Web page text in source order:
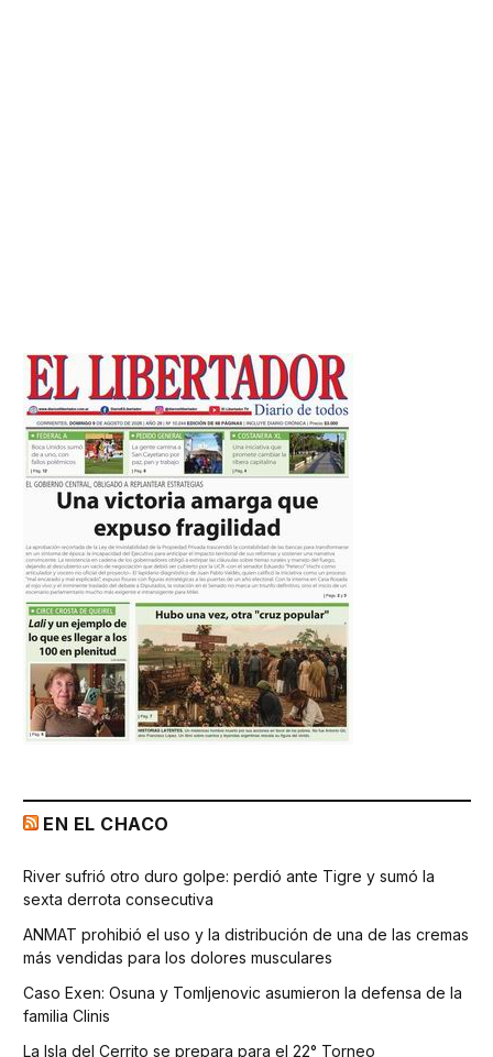
EN EL CHACO
River sufrió otro duro golpe: perdió ante Tigre y sumó la
sexta derrota consecutiva
ANMAT prohibió el uso y la distribución de una de las cremas
más vendidas para los dolores musculares
Caso Exen: Osuna y Tomljenovic asumieron la defensa de la
familia Clinis
La Isla del Cerrito se prepara para el 22° Torneo